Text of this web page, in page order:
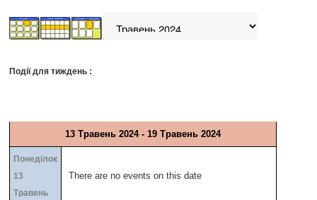
М-Архів
Е-Каталог
Події для тиждень :
13 Травень 2024 - 19 Травень 2024
Понеділок
13
Травень
There are no events on this date